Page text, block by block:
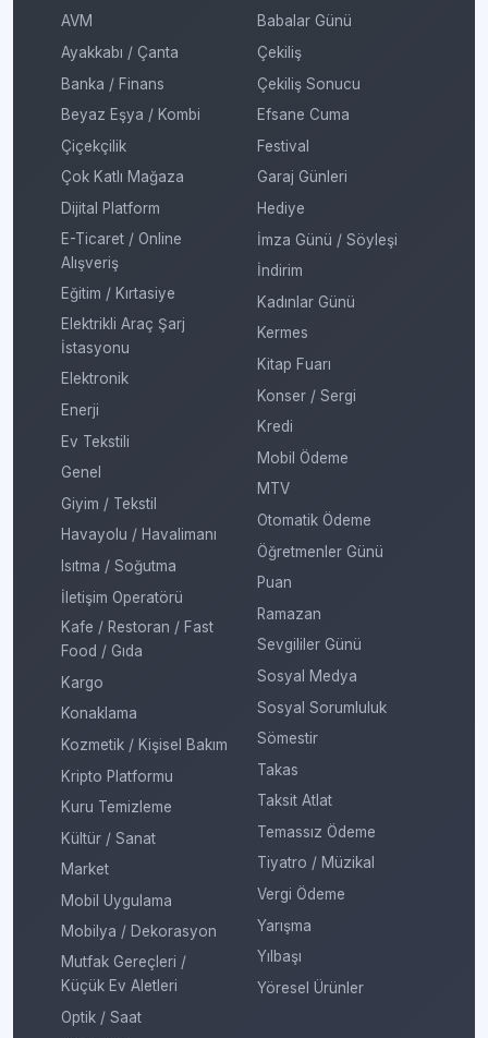
AVM
Ayakkabı / Çanta
Banka / Finans
Beyaz Eşya / Kombi
Çiçekçilik
Çok Katlı Mağaza
Dijital Platform
E-Ticaret / Online
Alışveriş
Eğitim / Kırtasiye
Elektrikli Araç Şarj
İstasyonu
Elektronik
Enerji
Ev Tekstili
Genel
Giyim / Tekstil
Havayolu / Havalimanı
Isıtma / Soğutma
İletişim Operatörü
Kafe / Restoran / Fast
Food / Gıda
Kargo
Konaklama
Kozmetik / Kişisel Bakım
Kripto Platformu
Kuru Temizleme
Kültür / Sanat
Market
Mobil Uygulama
Mobilya / Dekorasyon
Mutfak Gereçleri /
Küçük Ev Aletleri
Optik / Saat
Babalar Günü
Çekiliş
Çekiliş Sonucu
Efsane Cuma
Festival
Garaj Günleri
Hediye
İmza Günü / Söyleşi
İndirim
Kadınlar Günü
Kermes
Kitap Fuarı
Konser / Sergi
Kredi
Mobil Ödeme
MTV
Otomatik Ödeme
Öğretmenler Günü
Puan
Ramazan
Sevgililer Günü
Sosyal Medya
Sosyal Sorumluluk
Sömestir
Takas
Taksit Atlat
Temassız Ödeme
Tiyatro / Müzikal
Vergi Ödeme
Yarışma
Yılbaşı
Yöresel Ürünler